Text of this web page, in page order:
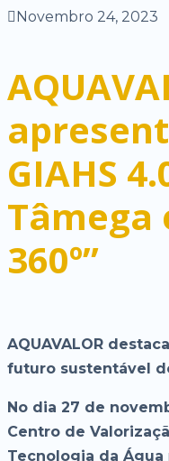
Novembro 24, 2023
GIAHS
Tâmega
360º”
AQUAVALOR
futuro sustentável
No dia 27 de
Centro de
Tecnologia da Água